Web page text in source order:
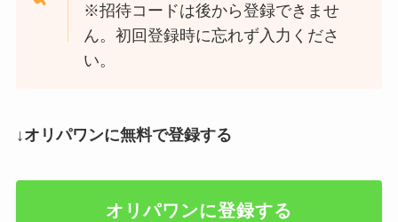
※招待コードは後から登録できませ
ん。初回登録時に忘れず入力くださ
い。
↓オリパワンに無料で登録する
オリパワンに登録する